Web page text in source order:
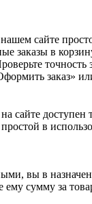
сайте
заказы в
заказ»
сайте доступен
в
вы в
ему сумму за